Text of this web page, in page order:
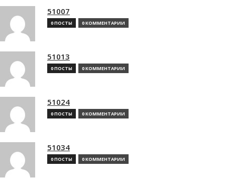
51007
0 ПОСТЫ 0 КОММЕНТАРИИ
51013
0 ПОСТЫ 0 КОММЕНТАРИИ
51024
0 ПОСТЫ 0 КОММЕНТАРИИ
51034
0 ПОСТЫ 0 КОММЕНТАРИИ